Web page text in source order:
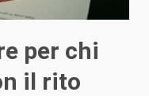
per chi
il rito